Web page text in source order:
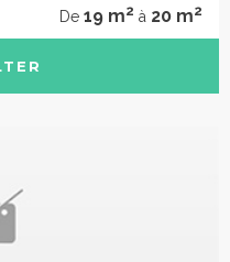
De 19 m2 à 20 m2